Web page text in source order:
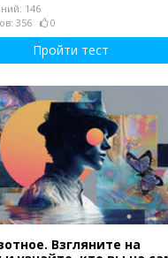
146
356
0
Пройти тест
Взгляните на